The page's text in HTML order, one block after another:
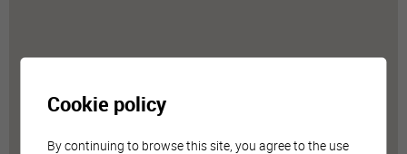
Cookie policy
By continuing to browse this site, you agree to the use